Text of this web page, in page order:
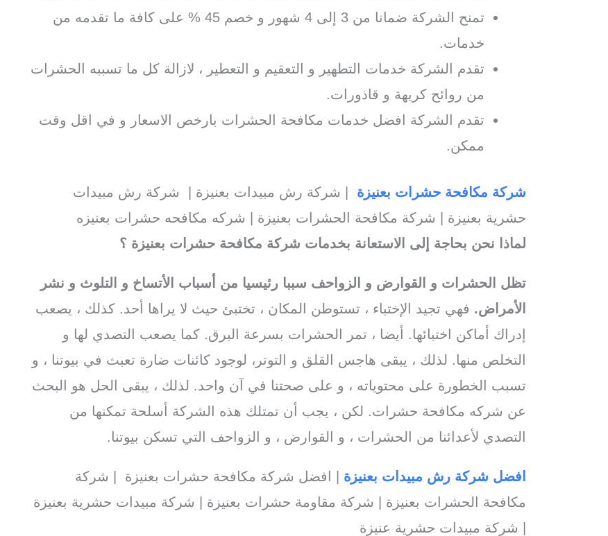
تمنح الشركة ضمانا من 3 إلى 4 شهور و خصم 45 % على كافة ما تقدمه من
خدمات.
تقدم الشركة خدمات التطهير و التعقيم و التعطير ، لازالة كل ما تسببه الحشرات
من روائح كريهة و قاذورات.
تقدم الشركة افضل خدمات مكافحة الحشرات بارخص الاسعار و في اقل وقت
ممكن.
شركة مكافحة حشرات بعنيزة | شركة رش مبيدات بعنيزة | شركة رش مبيدات
حشرية بعنيزة | شركة مكافحة الحشرات بعنيزة | شركه مكافحه حشرات بعنيزه
لماذا نحن بحاجة إلى الاستعانة بخدمات شركة مكافحة حشرات بعنيزة ؟
تظل الحشرات و القوارض و الزواحف سببا رئيسيا من أسباب الأتساخ و التلوث و نشر
الأمراض. فهي تجيد الإختباء ، تستوطن المكان ، تختبئ حيث لا يراها أحد. كذلك ، يصعب
إدراك أماكن اختبائها. أيضا ، تمر الحشرات بسرعة البرق. كما يصعب التصدي لها و
التخلص منها. لذلك ، يبقى هاجس القلق و التوتر، لوجود كائنات ضارة تعبث في بيوتنا ، و
تسبب الخطورة على محتوياته ، و على صحتنا في آن واحد. لذلك ، يبقى الحل هو البحث
عن شركه مكافحة حشرات. لكن ، يجب أن تمتلك هذه الشركة أسلحة تمكنها من
التصدي لأعدائنا من الحشرات ، و القوارض ، و الزواحف التي تسكن بيوتنا.
افضل شركة رش مبيدات بعنيزة | افضل شركة مكافحة حشرات بعنيزة | شركة
مكافحة الحشرات بعنيزة | شركة مقاومة حشرات بعنيزة | شركة مبيدات حشرية بعنيزة
| شركة مبيدات حشرية عنيزة